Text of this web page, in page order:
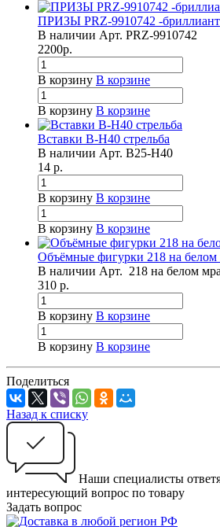
ПРИЗЫ PRZ-9910742 -бриллиант
В наличии Арт. PRZ-9910742
2200р.
В корзину В корзине
В корзину В корзине
Вставки B-H40 стрельба
В наличии Арт. B25-H40
14 р.
В корзину В корзине
В корзину В корзине
Объёмные фигурки 218 на белом
В наличии Арт. 218 на белом
310 р.
В корзину В корзине
В корзину В корзине
Поделиться
Назад к списку
Наши специалисты
интересующий вопрос по товару
Задать вопрос